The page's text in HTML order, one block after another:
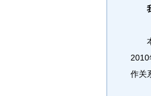
我
本
作关